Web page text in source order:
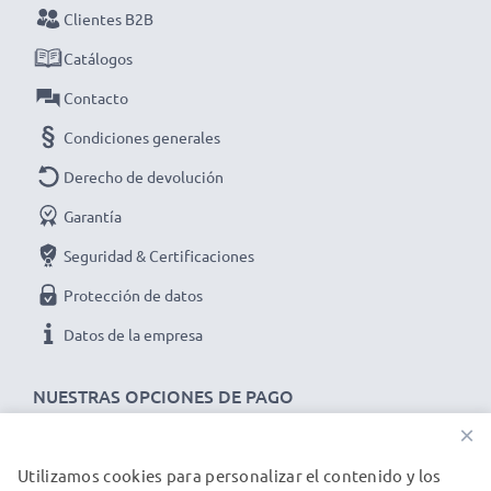
NUESTRAS OPCIONES DE PAGO
Clientes B2B
Catálogos
Contacto
Condiciones generales
Derecho de devolución
Garantía
Seguridad & Certificaciones
Protección de datos
Datos de la empresa
NUESTROS PARTNERS DE ENVÍO
×
Utilizamos cookies para personalizar el contenido y los